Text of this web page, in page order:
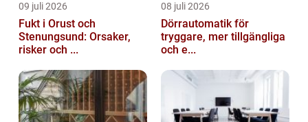
09 juli 2026
Fukt i Orust och
Stenungsund: Orsaker,
risker och ...
08 juli 2026
Dörrautomatik för
tryggare, mer tillgängliga
och e...